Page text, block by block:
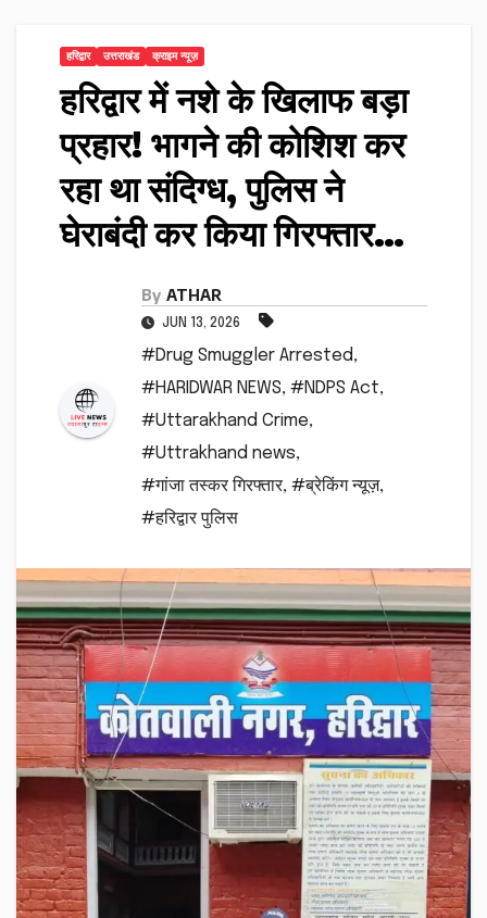
हरिद्वार उत्तराखंड क्राइम न्यूज़
हरिद्वार में नशे के खिलाफ बड़ा
प्रहार! भागने की कोशिश कर
रहा था संदिग्ध, पुलिस ने
घेराबंदी कर किया गिरफ्तार…
By ATHAR
JUN 13, 2026
#Drug Smuggler Arrested,
#HARIDWAR NEWS, #NDPS Act,
#Uttarakhand Crime,
#Uttrakhand news,
#गांजा तस्कर गिरफ्तार, #ब्रेकिंग न्यूज़,
#हरिद्वार पुलिस